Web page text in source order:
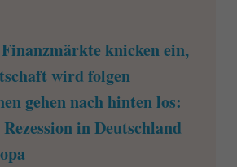
knicken ein,
wird folgen
gehen nach hinten los:
Rezession in Deutschland